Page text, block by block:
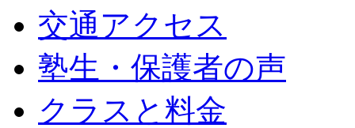
交通アクセス
塾生・保護者の声
クラスと料金